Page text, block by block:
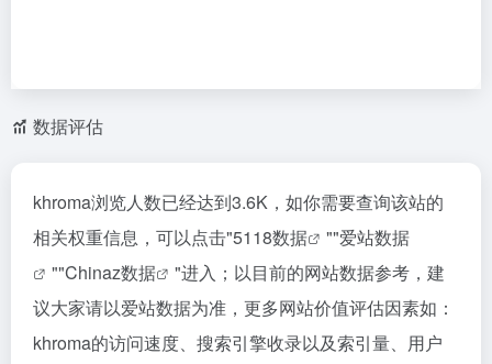
数据评估
khroma浏览人数已经达到3.6K，如你需要查询该站的
相关权重信息，可以点击"5118数据 ""爱站数据
""Chinaz数据
"进入；以目前的网站数据参考，建
议大家请以爱站数据为准，更多网站价值评估因素如：
khroma的访问速度、搜索引擎收录以及索引量、用户